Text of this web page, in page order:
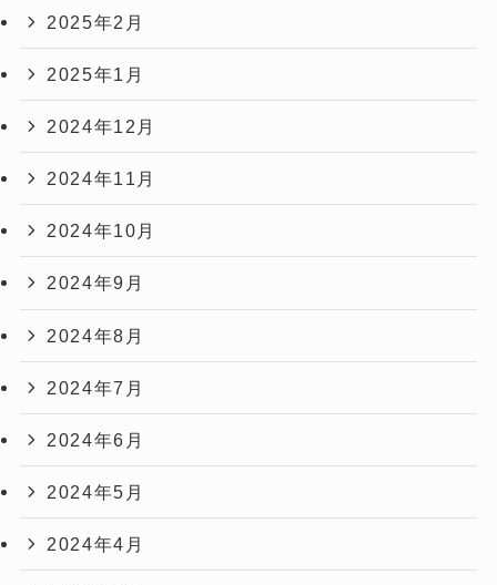
2025年2月
2025年1月
2024年12月
2024年11月
2024年10月
2024年9月
2024年8月
2024年7月
2024年6月
2024年5月
2024年4月